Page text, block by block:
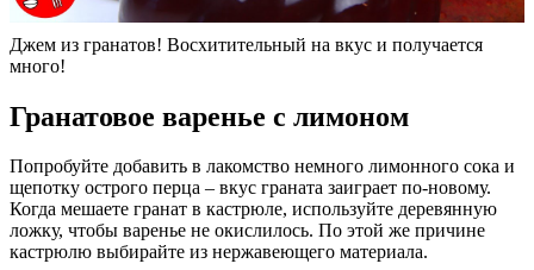
Джем из гранатов! Восхитительный на вкус и получается
много!
Гранатовое варенье с лимоном
Попробуйте добавить в лакомство немного лимонного сока и
щепотку острого перца – вкус граната заиграет по-новому.
Когда мешаете гранат в кастрюле, используйте деревянную
ложку, чтобы варенье не окислилось. По этой же причине
кастрюлю выбирайте из нержавеющего материала.